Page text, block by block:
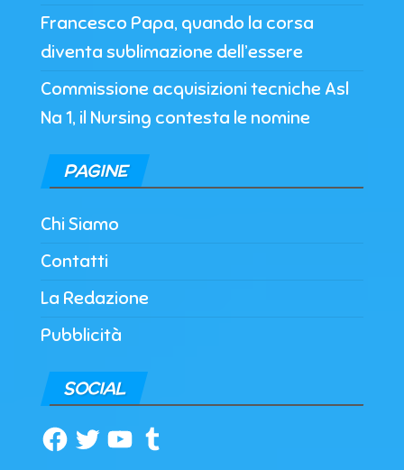
Francesco Papa, quando la corsa
diventa sublimazione dell’essere
Commissione acquisizioni tecniche Asl
Na 1, il Nursing contesta le nomine
PAGINE
Chi Siamo
Contatti
La Redazione
Pubblicità
SOCIAL
Facebook
TwitterYouTubeTumblr